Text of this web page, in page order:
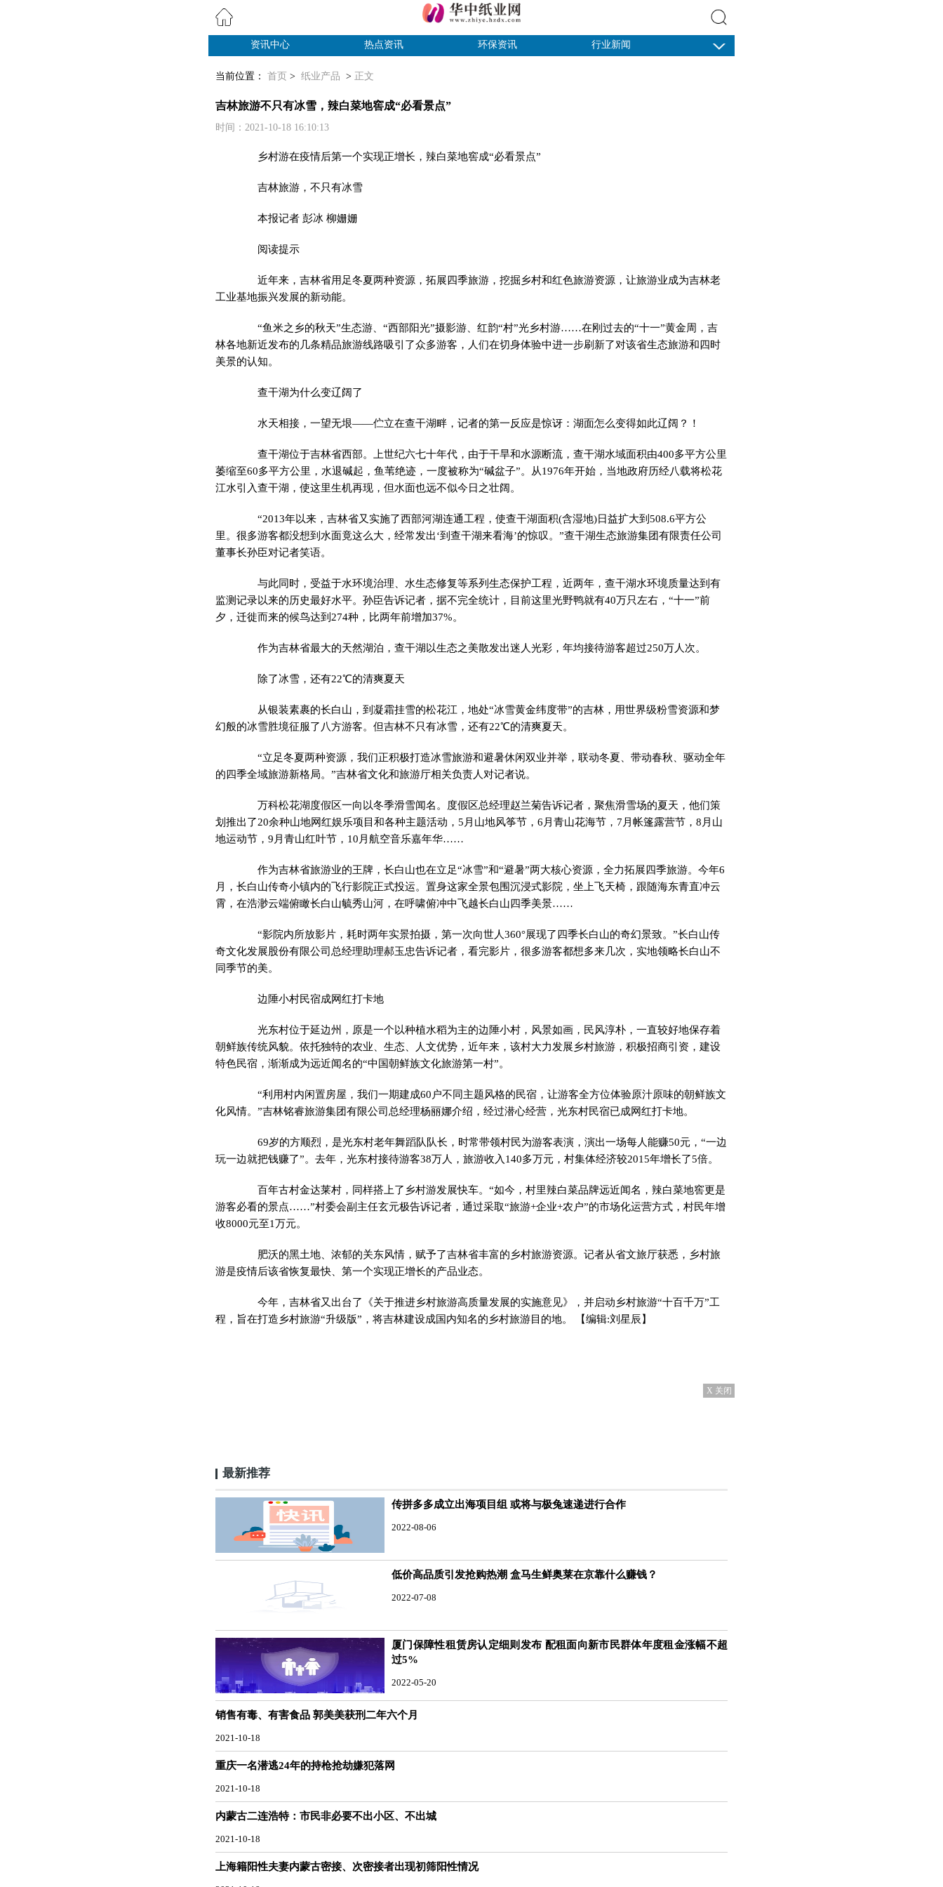
搜索
资讯中心 热点资讯 环保资讯
行业新闻
当前位置： 首页 > 纸业产品 > 正文
吉林旅游不只有冰雪，辣白菜地窖成“必看景点”
时间：2021-10-18 16:10:13
乡村游在疫情后第一个实现正增长，辣白菜地窖成“必看景点”
吉林旅游，不只有冰雪
本报记者 彭冰 柳姗姗
阅读提示
近年来，吉林省用足冬夏两种资源，拓展四季旅游，挖掘乡村和红色旅游资源，让旅游业成为吉林老
工业基地振兴发展的新动能。
“鱼米之乡的秋天”生态游、“西部阳光”摄影游、红韵“村”光乡村游……在刚过去的“十一”黄金周，吉
林各地新近发布的几条精品旅游线路吸引了众多游客，人们在切身体验中进一步刷新了对该省生态旅游和四时
美景的认知。
查干湖为什么变辽阔了
水天相接，一望无垠——伫立在查干湖畔，记者的第一反应是惊讶：湖面怎么变得如此辽阔？！
查干湖位于吉林省西部。上世纪六七十年代，由于干旱和水源断流，查干湖水域面积由400多平方公里
萎缩至60多平方公里，水退碱起，鱼苇绝迹，一度被称为“碱盆子”。从1976年开始，当地政府历经八载将松花
江水引入查干湖，使这里生机再现，但水面也远不似今日之壮阔。
“2013年以来，吉林省又实施了西部河湖连通工程，使查干湖面积(含湿地)日益扩大到508.6平方公
里。很多游客都没想到水面竟这么大，经常发出‘到查干湖来看海’的惊叹。”查干湖生态旅游集团有限责任公司
董事长孙臣对记者笑语。
与此同时，受益于水环境治理、水生态修复等系列生态保护工程，近两年，查干湖水环境质量达到有
监测记录以来的历史最好水平。孙臣告诉记者，据不完全统计，目前这里光野鸭就有40万只左右，“十一”前
夕，迁徙而来的候鸟达到274种，比两年前增加37%。
作为吉林省最大的天然湖泊，查干湖以生态之美散发出迷人光彩，年均接待游客超过250万人次。
除了冰雪，还有22℃的清爽夏天
从银装素裹的长白山，到凝霜挂雪的松花江，地处“冰雪黄金纬度带”的吉林，用世界级粉雪资源和梦
幻般的冰雪胜境征服了八方游客。但吉林不只有冰雪，还有22℃的清爽夏天。
“立足冬夏两种资源，我们正积极打造冰雪旅游和避暑休闲双业并举，联动冬夏、带动春秋、驱动全年
的四季全域旅游新格局。”吉林省文化和旅游厅相关负责人对记者说。
万科松花湖度假区一向以冬季滑雪闻名。度假区总经理赵兰菊告诉记者，聚焦滑雪场的夏天，他们策
划推出了20余种山地网红娱乐项目和各种主题活动，5月山地风筝节，6月青山花海节，7月帐篷露营节，8月山
地运动节，9月青山红叶节，10月航空音乐嘉年华……
作为吉林省旅游业的王牌，长白山也在立足“冰雪”和“避暑”两大核心资源，全力拓展四季旅游。今年6
月，长白山传奇小镇内的飞行影院正式投运。置身这家全景包围沉浸式影院，坐上飞天椅，跟随海东青直冲云
霄，在浩渺云端俯瞰长白山毓秀山河，在呼啸俯冲中飞越长白山四季美景……
“影院内所放影片，耗时两年实景拍摄，第一次向世人360°展现了四季长白山的奇幻景致。”长白山传
奇文化发展股份有限公司总经理助理郝玉忠告诉记者，看完影片，很多游客都想多来几次，实地领略长白山不
同季节的美。
边陲小村民宿成网红打卡地
光东村位于延边州，原是一个以种植水稻为主的边陲小村，风景如画，民风淳朴，一直较好地保存着
朝鲜族传统风貌。依托独特的农业、生态、人文优势，近年来，该村大力发展乡村旅游，积极招商引资，建设
特色民宿，渐渐成为远近闻名的“中国朝鲜族文化旅游第一村”。
“利用村内闲置房屋，我们一期建成60户不同主题风格的民宿，让游客全方位体验原汁原味的朝鲜族文
化风情。”吉林铭睿旅游集团有限公司总经理杨丽娜介绍，经过潜心经营，光东村民宿已成网红打卡地。
69岁的方顺烈，是光东村老年舞蹈队队长，时常带领村民为游客表演，演出一场每人能赚50元，“一边
玩一边就把钱赚了”。去年，光东村接待游客38万人，旅游收入140多万元，村集体经济较2015年增长了5倍。
百年古村金达莱村，同样搭上了乡村游发展快车。“如今，村里辣白菜品牌远近闻名，辣白菜地窖更是
游客必看的景点……”村委会副主任玄元极告诉记者，通过采取“旅游+企业+农户”的市场化运营方式，村民年增
收8000元至1万元。
肥沃的黑土地、浓郁的关东风情，赋予了吉林省丰富的乡村旅游资源。记者从省文旅厅获悉，乡村旅
游是疫情后该省恢复最快、第一个实现正增长的产品业态。
今年，吉林省又出台了《关于推进乡村旅游高质量发展的实施意见》，并启动乡村旅游“十百千万”工
程，旨在打造乡村旅游“升级版”，将吉林建设成国内知名的乡村旅游目的地。
【编辑:刘星辰】
X 关闭
最新推荐
传拼多多成立出海项目组 或将与极兔速递进行合作
2022-08-06
低价高品质引发抢购热潮 盒马生鲜奥莱在京靠什么赚钱？
2022-07-08
厦门保障性租赁房认定细则发布 配租面向新市民群体年度租金涨幅不超
过5%
2022-05-20
销售有毒、有害食品 郭美美获刑二年六个月
2021-10-18
重庆一名潜逃24年的持枪抢劫嫌犯落网
2021-10-18
内蒙古二连浩特：市民非必要不出小区、不出城
2021-10-18
上海籍阳性夫妻内蒙古密接、次密接者出现初筛阳性情况